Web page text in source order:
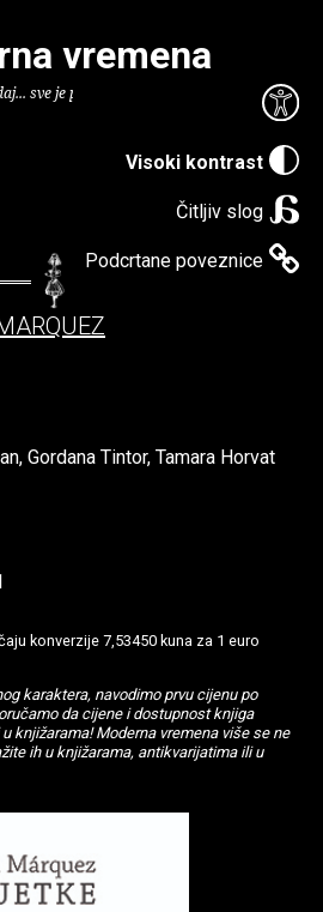
Visoki kontrast
Čitljiv slog
Podcrtane poveznice
vremena
sve je puno knjiga.
Gordana Tintor, Tamara Horvat
konverzije 7,53450 kuna za 1 euro
karaktera, navodimo prvu cijenu po
da cijene i dostupnost knjiga
knjižarama! Moderna vremena više se ne
ih u knjižarama, antikvarijatima ili u